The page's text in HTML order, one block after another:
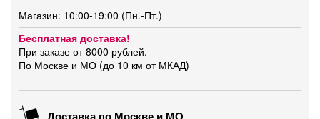
Магазин: 10:00-19:00 (Пн.-Пт.)
Бесплатная доставка!
При заказе от 8000 рублей.
По Москве и МО (до 10 км от МКАД)